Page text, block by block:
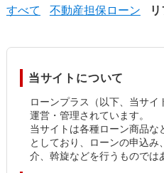
すべて 不動産担保ローン
当サイトについて
ローンプラス（以下、当サイ
運営・管理されています。
当サイトは各種ローン商品な
としており、ローンの申込
介、斡旋などを行うものでは